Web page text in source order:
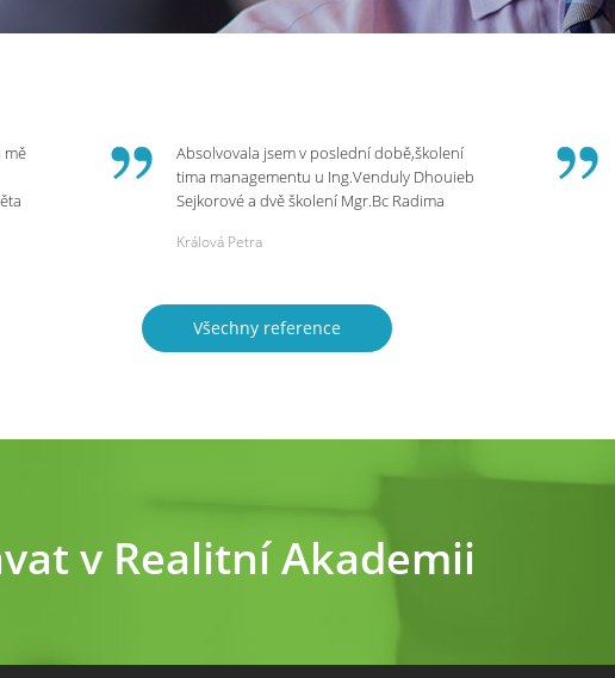
mě
Absolvovala jsem v poslední době,školení
tima managementu u Ing.Venduly Dhouieb
Sejkorové a dvě školení Mgr.Bc Radima
doporučit,neboť mi změnily pohled na
Králová Petra
Všechny reference
v Realitní Akademii